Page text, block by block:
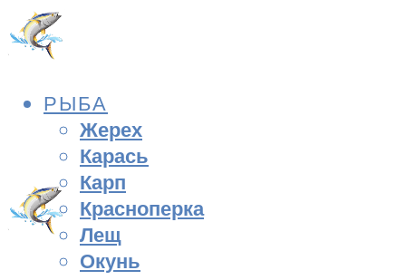
РЫБА
Жерех
Карась
Карп
Красноперка
Лещ
Окунь